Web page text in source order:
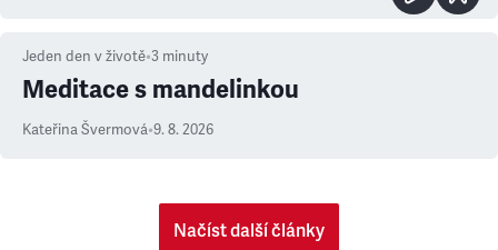
Jeden den v životě•3 minuty
Meditace s mandelinkou
Kateřina Švermová•9. 8. 2026
Načíst další články